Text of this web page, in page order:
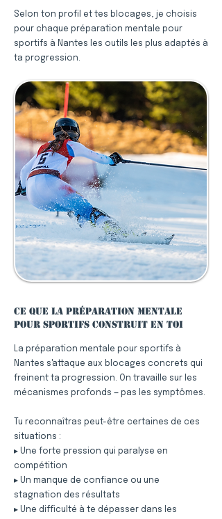
Selon ton profil et tes blocages, je choisis
pour chaque préparation mentale pour
sportifs à Nantes les outils les plus adaptés à
ta progression.
Ce que la préparation mentale
pour sportifs construit en toi
La préparation mentale pour sportifs à
Nantes s'attaque aux blocages concrets qui
freinent ta progression. On travaille sur les
mécanismes profonds — pas les symptômes.
Tu reconnaîtras peut-être certaines de ces
situations :
▸ Une forte pression qui paralyse en
compétition
▸ Un manque de confiance ou une
stagnation des résultats
▸ Une difficulté à te dépasser dans les